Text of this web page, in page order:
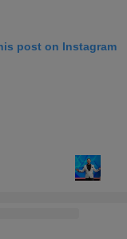
post on Instagram